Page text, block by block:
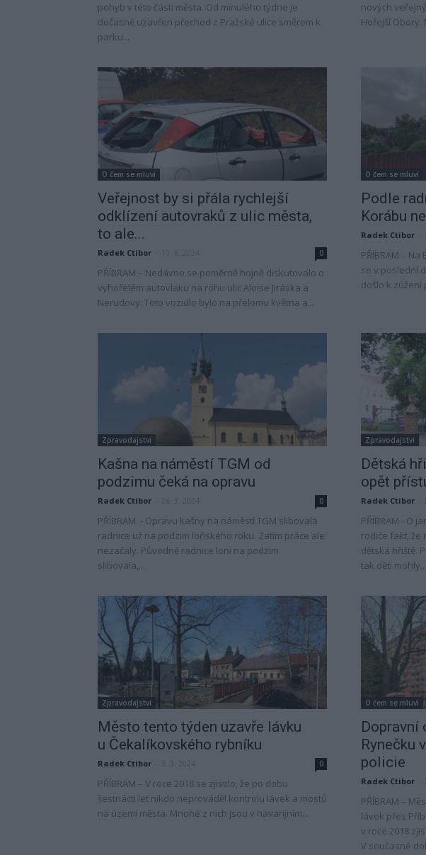
pohyb v této části města. Od minulého týdne je
dočasně uzavřen přechod z Pražské ulice směrem k
parku...
nových
Hořejší Obory.
O čem se mluví
Veřejnost by si přála rychlejší
odklízení autovraků z ulic města,
to ale...
Radek Ctibor 0
PŘÍBRAM – Nedávno se poměrně hojně diskutovalo o
vyhořelém autovlaku na rohu ulic Aloise Jiráska a
Nerudovy. Toto vozidlo bylo na přelomu května a...
O čem se mluví
Podle
Korábu
Radek Ctibor
PŘÍBRAM –
se v poslední
došlo k zúžení
Zpravodajství
Kašna na náměstí TGM od
podzimu čeká na opravu
Radek Ctibor 0
PŘÍBRAM - Opravu kašny na náměstí TGM slibovala
radnice už na podzim loňského roku. Zatím práce ale
nezačaly. Původně radnice loni na podzim
slibovala,...
Zpravodajství
Dětská
opět
Radek Ctibor
PŘÍBRAM - O
rodiče fakt, že
dětská hřiště.
tak děti mohly...
Zpravodajství
Město tento týden uzavře lávku
u Čekalíkovského rybníku
Radek Ctibor 0
PŘÍBRAM – V roce 2018 se zjistilo, že po dobu
šestnácti let nikdo neprováděl kontrolu lávek a mostů
na území města. Mnohé z nich jsou v havarijním...
O čem se mluví
Dopravní
Rynečku
policie
Radek Ctibor
PŘÍBRAM –
lávek přes
v roce 2018
V současné